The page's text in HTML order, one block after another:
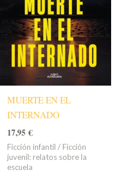
MUERTE EN EL
INTERNADO
17,95€
Ficción infantil / Ficción
juvenil: relatos sobre la
escuela